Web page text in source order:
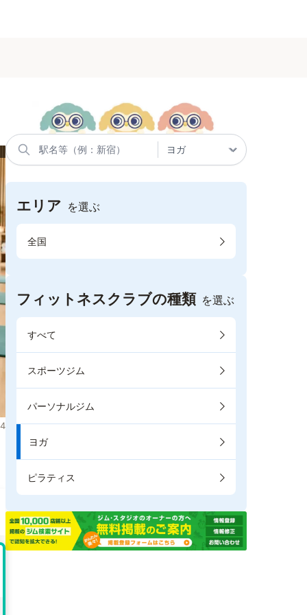
エリア を選ぶ
全国
フィットネスクラブの種類 を選ぶ
すべて
スポーツジム
パーソナルジム
ヨガ
ピラティス